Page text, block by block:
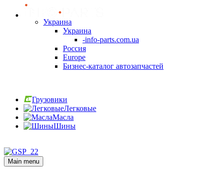
Украина
Украина
-info-parts.com.ua
Россия
Europe
Бизнес-каталог автозапчастей
Грузовики
Легковые
Масла
Шины
Main menu